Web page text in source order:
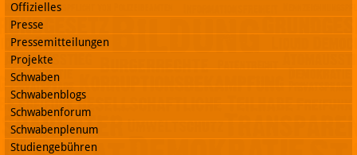
Offizielles
Presse
Pressemitteilungen
Projekte
Schwaben
Schwabenblogs
Schwabenforum
Schwabenplenum
Studiengebühren